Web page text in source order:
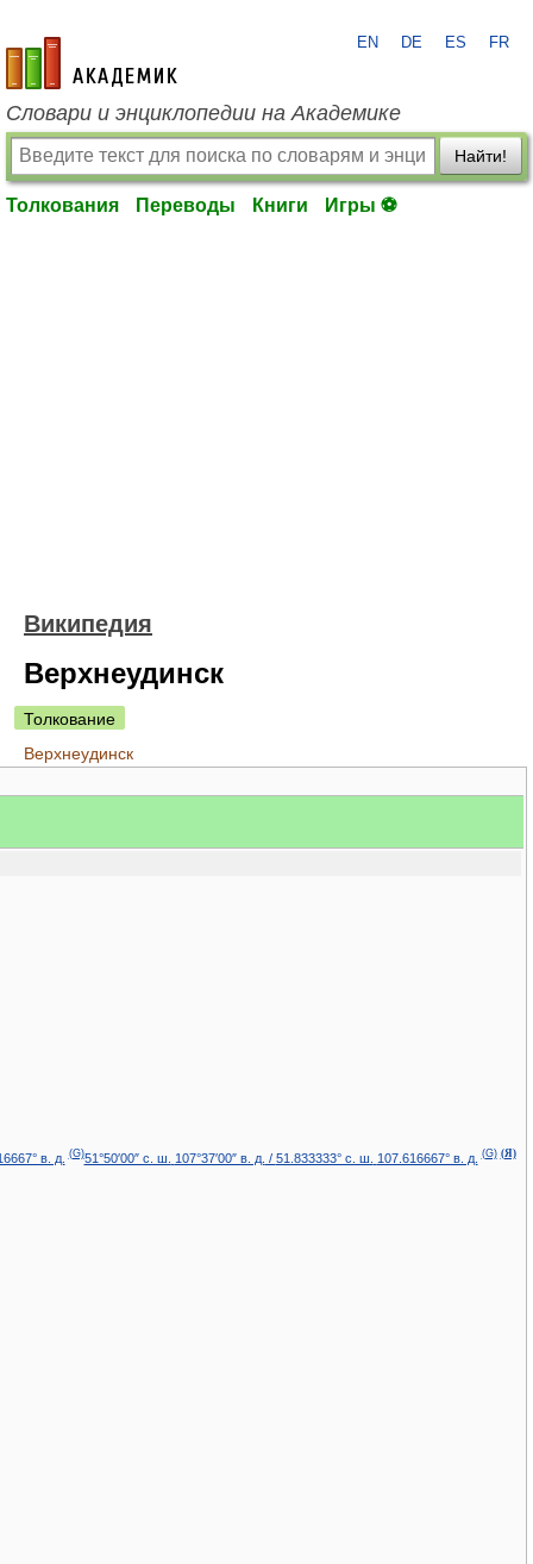
academic.ru
EN DE ES FR
Словари и энциклопедии на Академике
Найти!
Толкования Переводы Книги Игры ⚽
Википедия
Верхнеудинск
Толкование
Верхнеудинск
в. д. (G)51°50′00″ с. ш. 107°37′00″ в. д. / 51.833333° с. ш. 107.616667° в. д. (G) (Я)